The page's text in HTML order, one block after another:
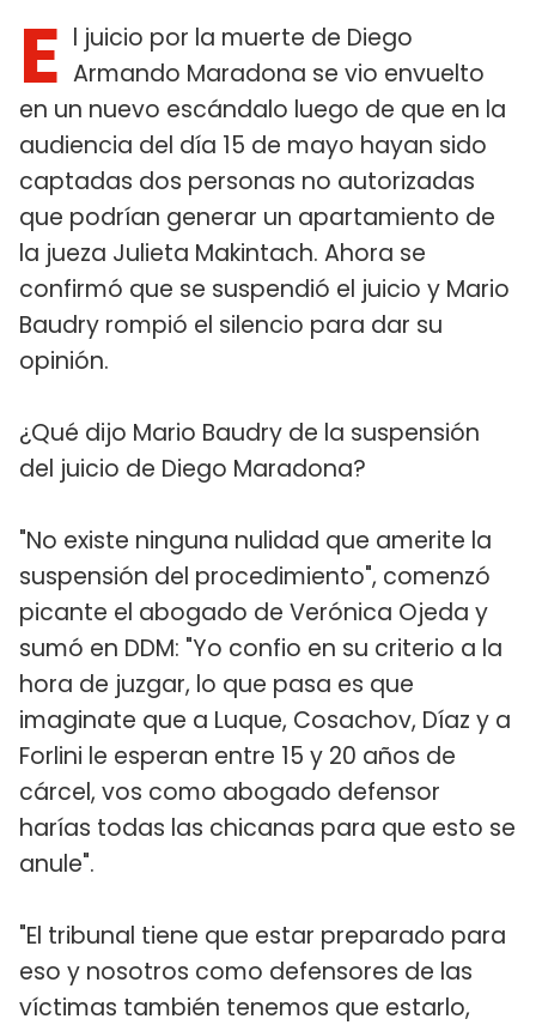
E l juicio por la muerte de Diego
Armando Maradona se vio envuelto
en un nuevo escándalo luego de que en la
audiencia del día 15 de mayo hayan sido
captadas dos personas no autorizadas
que podrían generar un apartamiento de
la jueza Julieta Makintach. Ahora se
confirmó que se suspendió el juicio y Mario
Baudry rompió el silencio para dar su
opinión.
¿Qué dijo Mario Baudry de la suspensión
del juicio de Diego Maradona?
"No existe ninguna nulidad que amerite la
suspensión del procedimiento", comenzó
picante el abogado de Verónica Ojeda y
sumó en DDM: "Yo confio en su criterio a la
hora de juzgar, lo que pasa es que
imaginate que a Luque, Cosachov, Díaz y a
Forlini le esperan entre 15 y 20 años de
cárcel, vos como abogado defensor
harías todas las chicanas para que esto se
anule".
"El tribunal tiene que estar preparado para
eso y nosotros como defensores de las
víctimas también tenemos que estarlo,